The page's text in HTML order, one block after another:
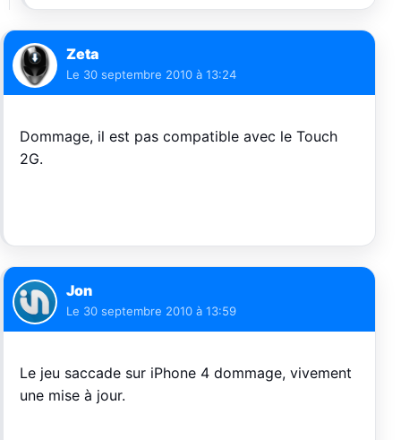
Zeta
Le 30 septembre 2010 à 13:24
Dommage, il est pas compatible avec le Touch
2G.
Jon
Le 30 septembre 2010 à 13:59
Le jeu saccade sur iPhone 4 dommage, vivement
une mise à jour.